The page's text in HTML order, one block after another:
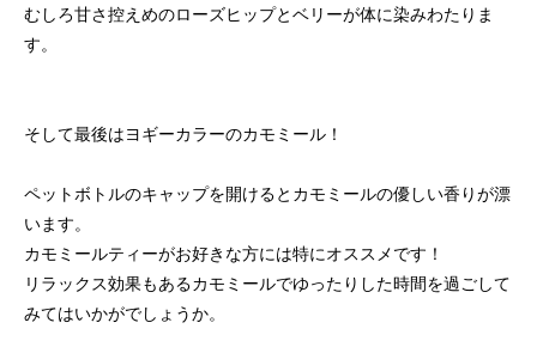
むしろ甘さ控えめのローズヒップとベリーが体に染みわたりま
す。
そして最後はヨギーカラーのカモミール！
ペットボトルのキャップを開けるとカモミールの優しい香りが漂
います。
カモミールティーがお好きな方には特にオススメです！
リラックス効果もあるカモミールでゆったりした時間を過ごして
みてはいかがでしょうか。